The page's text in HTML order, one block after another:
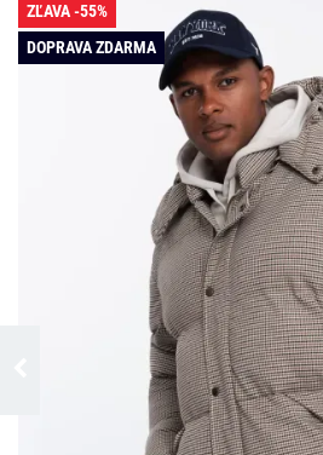
ZĽAVA -55%
DOPRAVA ZDARMA